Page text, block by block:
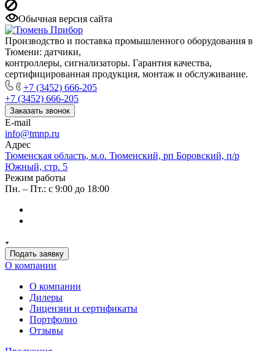
Обычная версия сайта
Производство и поставка промышленного оборудования в
Тюмени: датчики,
контроллеры, сигнализаторы. Гарантия качества,
сертифицированная продукция, монтаж и обслуживание.
+7 (3452) 666-205
+7 (3452) 666-205
Заказать звонок
E-mail
info@tmnp.ru
Адрес
Тюменская область, м.о. Тюменский, рп Боровский, п/р
Южный, стр. 5
Режим работы
Пн. – Пт.: с 9:00 до 18:00
Подать заявку
О компании
О компании
Дилеры
Лицензии и сертификаты
Портфолио
Отзывы